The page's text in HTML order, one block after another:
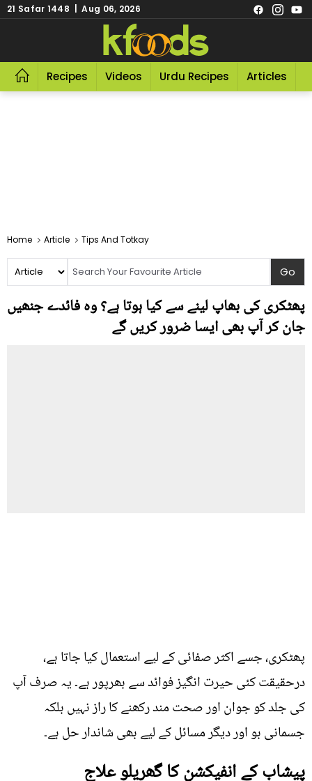
21 Safar 1448 | Aug 06, 2026
Recipes Videos Urdu Recipes Articles
Home Article Tips And Totkay
پھٹکری کی بھاپ لینے سے کیا ہوتا ہے؟ وہ فائدے جنھیں
جان کر آپ بھی ایسا ضرور کریں گے
پھٹکری، جسے اکثر صفائی کے لیے استعمال کیا جاتا ہے،
درحقیقت کئی حیرت انگیز فوائد سے بھرپور ہے۔ یہ صرف آپ
کی جلد کو جوان اور صحت مند رکھنے کا راز نہیں بلکہ
جسمانی بو اور دیگر مسائل کے لیے بھی شاندار حل ہے۔
پیشاب کے انفیکشن کا گھریلو علاج